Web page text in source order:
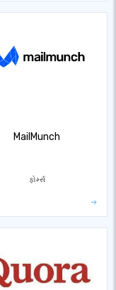
MailMunch
ફોર્મ્સ